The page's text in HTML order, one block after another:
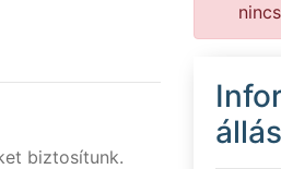
biztosítunk.